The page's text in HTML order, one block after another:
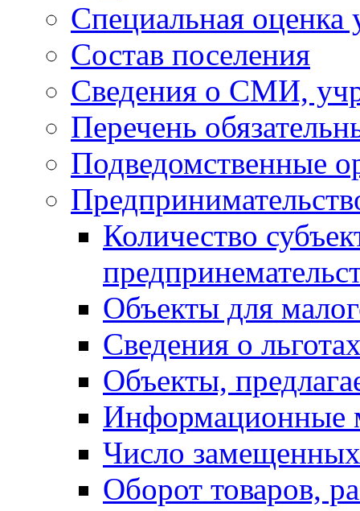
Специальная оценка
Состав поселения
Сведения о СМИ,
Перечень
Подведомственные
Количество
Объекты для
Сведения о
Объекты,
Информационные
Число
Оборот товаров,